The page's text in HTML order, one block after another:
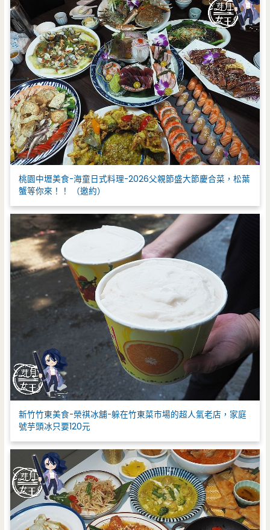
桃園中壢美食-海童日式料理-2026父親節盛大節慶合菜，松葉
蟹等你來！！ （邀約）
新竹竹東美食-榮祺冰舖-躲在竹東菜市場的超人氣老店，家庭
號芋頭冰只要120元